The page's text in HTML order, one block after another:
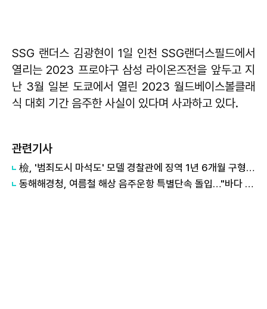
SSG 랜더스 김광현이 1일 인천 SSG랜더스필드에서
열리는 2023 프로야구 삼성 라이온즈전을 앞두고 지
난 3월 일본 도쿄에서 열린 2023 월드베이스볼클래
식 대회 기간 음주한 사실이 있다며 사과하고 있다.
관련기사
檢, '범죄도시 마석도' 모델 경찰관에 징역 1년 6개월 구형...음주 운전 혐의
동해해경청, 여름철 해상 음주운항 특별단속 돌입…"바다 위 음주운전, 대형사고 원인 엄정 대응"